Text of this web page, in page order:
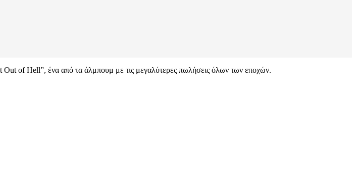
of Hell”, ένα από τα άλμπουμ με τις μεγαλύτερες πωλήσεις όλων των εποχών.